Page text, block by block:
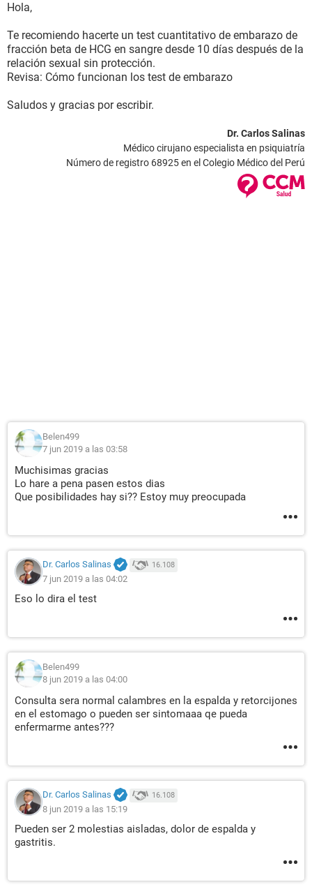
Hola,
Te recomiendo hacerte un test cuantitativo de embarazo de
fracción beta de HCG en sangre desde 10 días después de la
relación sexual sin protección.
Revisa: Cómo funcionan los test de embarazo
Saludos y gracias por escribir.
Dr. Carlos Salinas
Médico cirujano especialista en psiquiatría
Número de registro 68925 en el Colegio Médico del Perú
Belen499
7 jun 2019 a las 03:58
Muchisimas gracias
Lo hare a pena pasen estos dias
Que posibilidades hay si?? Estoy muy preocupada
Dr. Carlos Salinas 16.108
7 jun 2019 a las 04:02
Eso lo dira el test
Belen499
8 jun 2019 a las 04:00
Consulta sera normal calambres en la espalda y retorcijones
en el estomago o pueden ser sintomaaa qe pueda
enfermarme antes???
Dr. Carlos Salinas 16.108
8 jun 2019 a las 15:19
Pueden ser 2 molestias aisladas, dolor de espalda y
gastritis.